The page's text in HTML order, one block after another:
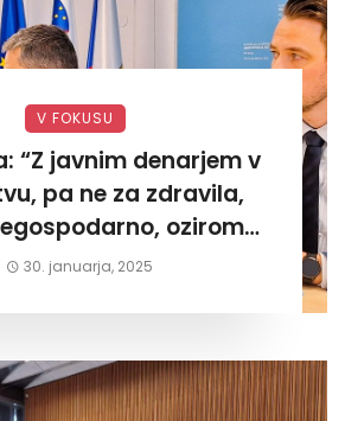
V FOKUSU
“Z javnim denarjem v
pa ne za zdravila,
oziroma
Tokrat na Žalskem«
30. januarja, 2025